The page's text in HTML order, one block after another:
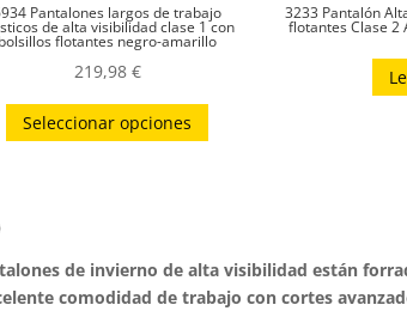
Pantalones largos de trabajo
de alta visibilidad clase 1 con
bolsillos flotantes negro-amarillo
219,98 €
Seleccionar opciones
Este
opciones
3233 Pantalón
flotantes Clase 2
de invierno de alta visibilidad están
comodidad de trabajo con cortes